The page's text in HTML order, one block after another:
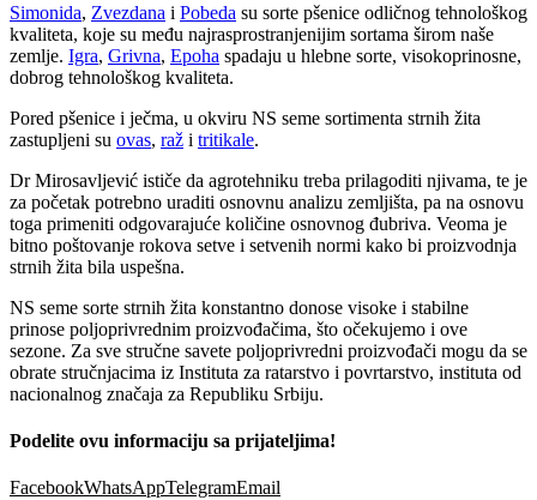
Simonida, Zvezdana i Pobeda su sorte pšenice odličnog tehnološkog
kvaliteta, koje su među najrasprostranjenijim sortama širom naše
zemlje. Igra, Grivna, Epoha spadaju u hlebne sorte, visokoprinosne,
dobrog tehnološkog kvaliteta.
Pored pšenice i ječma, u okviru NS seme sortimenta strnih žita
zastupljeni su ovas, raž i tritikale.
Dr Mirosavljević ističe da agrotehniku treba prilagoditi njivama, te je
za početak potrebno uraditi osnovnu analizu zemljišta, pa na osnovu
toga primeniti odgovarajuće količine osnovnog đubriva. Veoma je
bitno poštovanje rokova setve i setvenih normi kako bi proizvodnja
strnih žita bila uspešna.
NS seme sorte strnih žita konstantno donose visoke i stabilne
prinose poljoprivrednim proizvođačima, što očekujemo i ove
sezone. Za sve stručne savete poljoprivredni proizvođači mogu da se
obrate stručnjacima iz Instituta za ratarstvo i povrtarstvo, instituta od
nacionalnog značaja za Republiku Srbiju.
Podelite ovu informaciju sa prijateljima!
FacebookWhatsAppTelegramEmail